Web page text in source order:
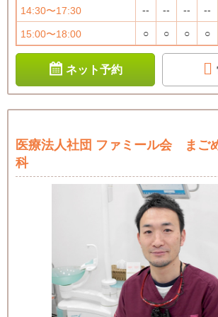
14:30〜17:30 -- -- -- --
15:00〜18:00 ○ ○ ○ ○
ネット予約
医療法人社団 ファミール会 まご
科